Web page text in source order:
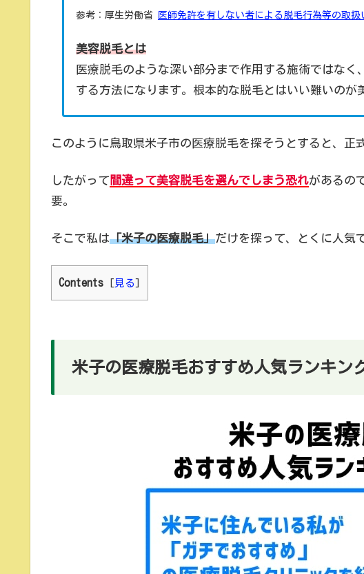
参考：厚生労働省 医師免許を有しない者による脱毛行為等の取扱
美容脱毛とは
医療脱毛のような深い部分まで作用する施術ではな
する方法になります。根本的な脱毛とはいい難いのが
このように鳥取県米子市の医療脱毛を探そうとすると、正
したがって 間違って美容脱毛を選んでしまう恐れがあるの
要。
そこで私は「米子の医療脱毛」だけを探って、とくに人気
Contents [ 見る]
米子の医療脱毛おすすめ人気ランキン